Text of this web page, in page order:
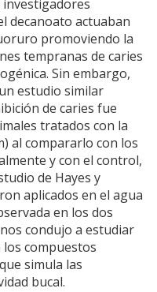
decanoato actuaban
promoviendo la
tempranas de caries
Sin embargo,
estudio similar
de caries fue
tratados con la
al compararlo con los
y con el control,
de Hayes y
aplicados en el agua
en los dos
condujo a estudiar
compuestos
simula las
bucal.